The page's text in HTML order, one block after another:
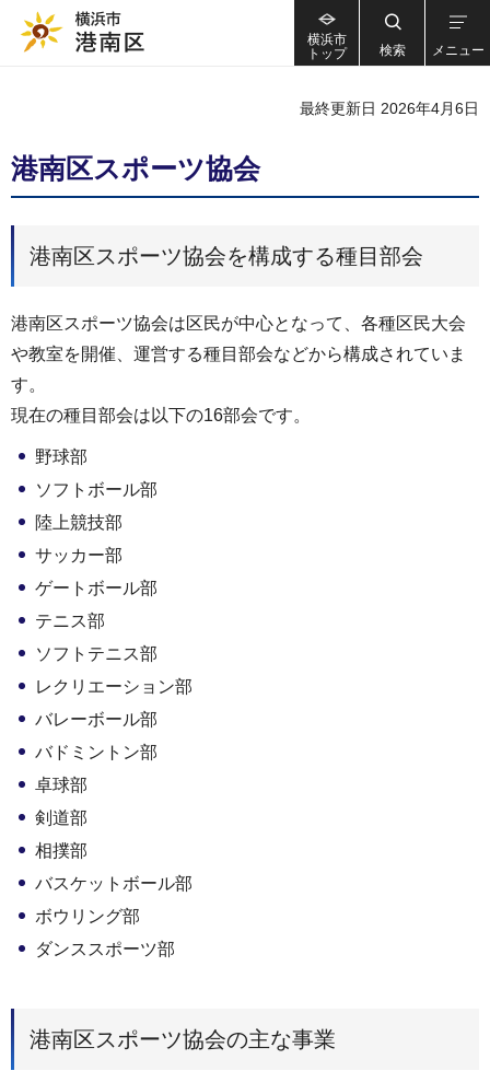
横浜市
トップ
検索 メニュー
最終更新日 2026年4月6日
港南区スポーツ協会
港南区スポーツ協会を構成する種目部会
港南区スポーツ協会は区民が中心となって、各種区民大会
や教室を開催、運営する種目部会などから構成されていま
す。
現在の種目部会は以下の16部会です。
野球部
ソフトボール部
陸上競技部
サッカー部
ゲートボール部
テニス部
ソフトテニス部
レクリエーション部
バレーボール部
バドミントン部
卓球部
剣道部
相撲部
バスケットボール部
ボウリング部
ダンススポーツ部
港南区スポーツ協会の主な事業